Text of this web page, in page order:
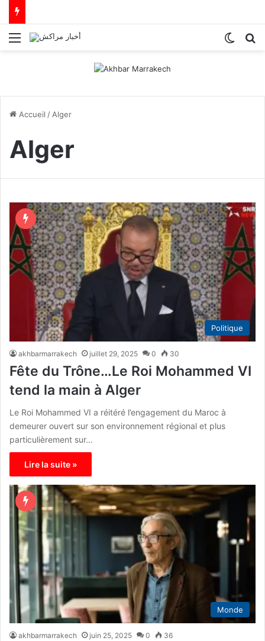
Menu
Accueil / Alger
Alger
Politique
akhbarmarrakech juillet 29, 2025 0 30
Fête du Trône…Le Roi Mohammed VI
tend la main à Alger
Le Roi Mohammed VI a réitéré l’engagement du Maroc à
demeurer ouvert sur son environnement régional et plus
particulièrement sur…
Lire la suite »
Monde
akhbarmarrakech juin 25, 2025 0 36